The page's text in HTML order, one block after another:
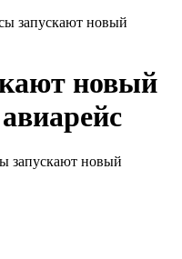
запускают новый
новый
запускают новый